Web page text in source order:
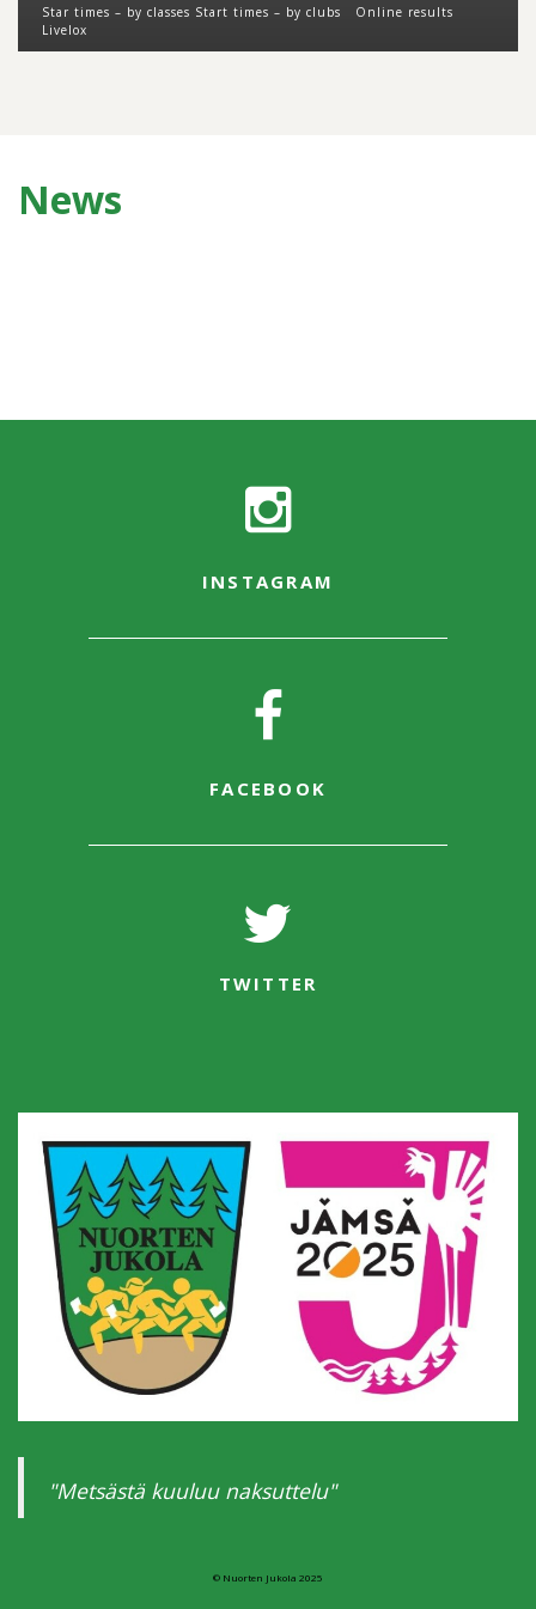
Star times – by classes Start times – by clubs Online results
Livelox
News
INSTAGRAM
FACEBOOK
TWITTER
"Metsästä kuuluu naksuttelu"
© Nuorten Jukola 2025